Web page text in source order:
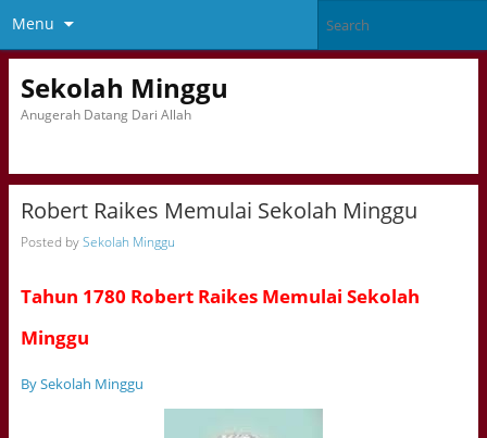
Menu
Sekolah Minggu
Anugerah Datang Dari Allah
Robert Raikes Memulai Sekolah Minggu
Posted bySekolah Minggu
Tahun 1780 Robert Raikes Memulai Sekolah
Minggu
By Sekolah Minggu